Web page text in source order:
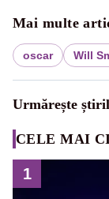
Mai multe
oscar Will
Urmărește
CELE MAI
1